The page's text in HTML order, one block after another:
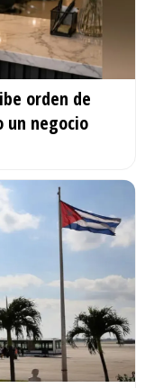
orden de
un negocio